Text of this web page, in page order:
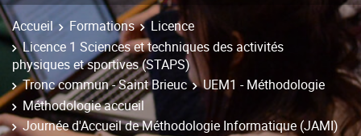
Accueil Formations
Licence
Licence 1 Sciences et techniques des activités
physiques et sportives (STAPS)
Tronc commun - Saint Brieuc
UEM1 - Méthodologie
Méthodologie accueil
Journée d'Accueil de Méthodologie Informatique (JAMI)